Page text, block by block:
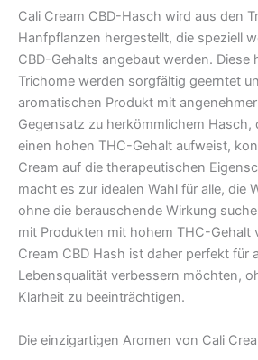
Cali Cream CBD-Hasch wird aus den
Hanfpflanzen hergestellt, die speziell
CBD-Gehalts angebaut werden. Diese
Trichome werden sorgfältig geerntet
aromatischen Produkt mit
Gegensatz zu herkömmlichem
einen hohen THC-Gehalt aufweist,
Cream auf die therapeutischen
macht es zur idealen Wahl für alle, die
ohne die berauschende Wirkung
mit Produkten mit hohem THC-Gehalt
Cream CBD Hash ist daher perfekt für
Lebensqualität verbessern möchten,
Klarheit zu beeinträchtigen.
Die einzigartigen Aromen von Cali